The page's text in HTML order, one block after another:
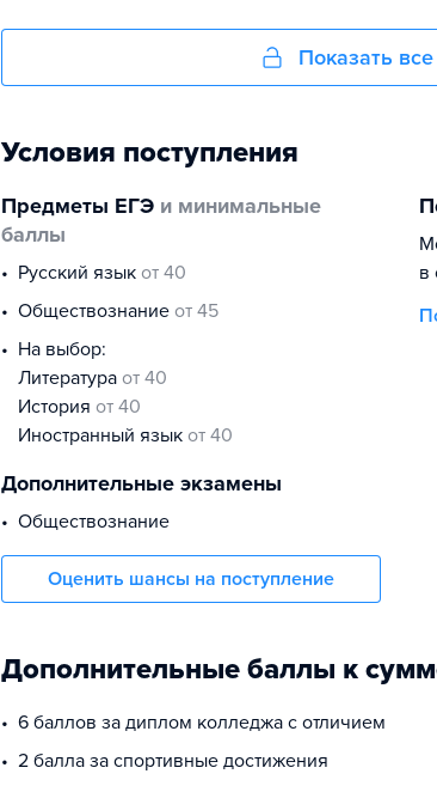
Показать
Условия поступления
Предметы ЕГЭ и минимальные
баллы
русский язык от 40
обществознание от 45
На выбор:
литература от 40
история от 40
иностранный язык от 40
Дополнительные экзамены
Обществознание
Оценить шансы на поступление
в
Дополнительные баллы к
6 баллов за диплом колледжа с отличием
2 балла за спортивные достижения